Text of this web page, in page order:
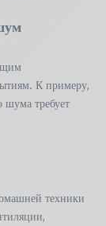
К примеру,
шума требует
техники